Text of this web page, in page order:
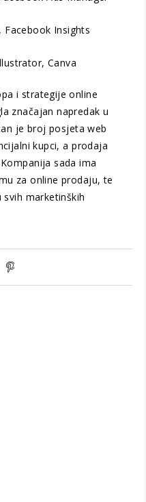
Facebook Insights
Canva
i strategije online
značajan napredak u
je broj posjeta web
kupci, a prodaja
sada ima
za online prodaju, te
marketinških